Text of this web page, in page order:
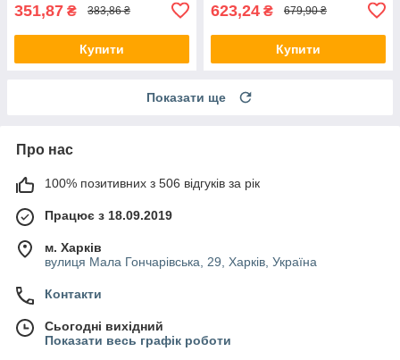
351,87 ₴ 383,86 ₴
Купити
623,24 ₴ 679,90 ₴
Купити
Показати ще
Про нас
100% позитивних з 506 відгуків за рік
Працює з 18.09.2019
м. Харків
вулиця Мала Гончарівська, 29, Харків, Україна
Контакти
Сьогодні вихідний
Показати весь графік роботи